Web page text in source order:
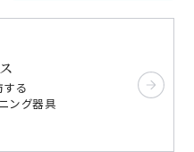
る
ング器具